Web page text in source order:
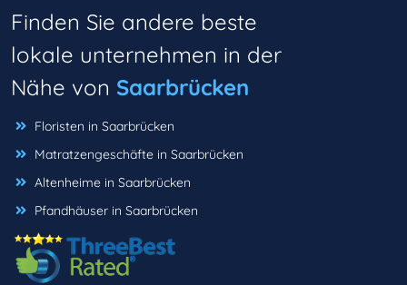
Finden Sie andere beste
lokale unternehmen in der
Nähe von Saarbrücken
Floristen in Saarbrücken
Matratzengeschäfte in Saarbrücken
Altenheime in Saarbrücken
Pfandhäuser in Saarbrücken